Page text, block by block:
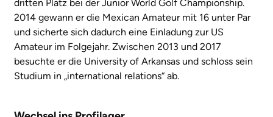
dritten Platz bei der Junior World Golf Championship.
2014 gewann er die Mexican Amateur mit 16 unter Par
und sicherte sich dadurch eine Einladung zur US
Amateur im Folgejahr. Zwischen 2013 und 2017
besuchte er die University of Arkansas und schloss sein
Studium in „international relations“ ab.